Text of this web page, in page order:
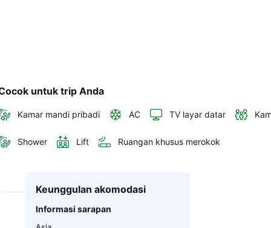
untuk trip Anda
Kamar mandi pribadi AC TV layar datar
Shower Lift Ruangan khusus merokok
Keunggulan akomodasi
Informasi sarapan